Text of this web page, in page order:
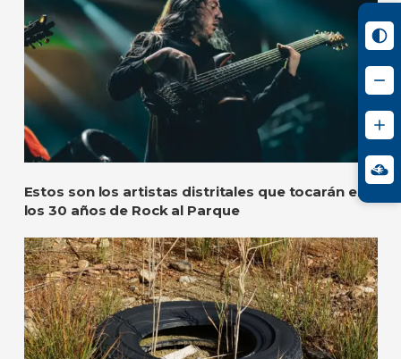
Estos son los artistas distritales que tocarán en
los 30 años de Rock al Parque